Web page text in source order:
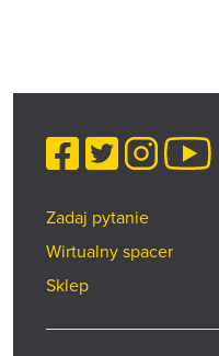
Facebook
TwitterInstagram
YouTube
Zadaj pytanie
Wirtualny spacer
Sklep